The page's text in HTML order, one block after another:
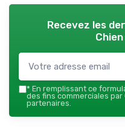
Recevez les
* En remplissant ce
des fins commerciales
partenaires.